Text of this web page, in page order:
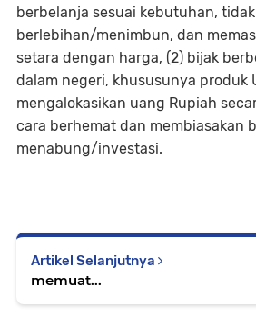
berbelanja sesuai kebutuhan, tidak
berlebihan/menimbun, dan
setara dengan harga, (2) bijak
dalam negeri, khususunya produk
mengalokasikan uang Rupiah
cara berhemat dan membiasakan
menabung/investasi.
Artikel Selanjutnya
memuat...